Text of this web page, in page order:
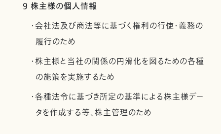
9 株主様の個人情報
・会社法及び商法等に基づく権利の行使・義務の
履行のため
・株主様と当社の関係の円滑化を図るための各種
の施策を実施するため
・各種法令に基づき所定の基準による株主様デー
タを作成する等、株主管理のため